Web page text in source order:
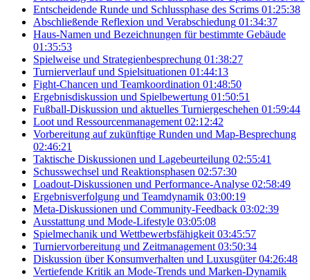
Entscheidende Runde und Schlussphase des Scrims 01:25:38
Abschließende Reflexion und Verabschiedung 01:34:37
Haus-Namen und Bezeichnungen für bestimmte Gebäude
01:35:53
Spielweise und Strategienbesprechung 01:38:27
Turnierverlauf und Spielsituationen 01:44:13
Fight-Chancen und Teamkoordination 01:48:50
Ergebnisdiskussion und Spielbewertung 01:50:51
Fußball-Diskussion und aktuelles Turniergeschehen 01:59:44
Loot und Ressourcenmanagement 02:12:42
Vorbereitung auf zukünftige Runden und Map-Besprechung
02:46:21
Taktische Diskussionen und Lagebeurteilung 02:55:41
Schusswechsel und Reaktionsphasen 02:57:30
Loadout-Diskussionen und Performance-Analyse 02:58:49
Ergebnisverfolgung und Teamdynamik 03:00:19
Meta-Diskussionen und Community-Feedback 03:02:39
Ausstattung und Mode-Lifestyle 03:05:08
Spielmechanik und Wettbewerbsfähigkeit 03:45:57
Turniervorbereitung und Zeitmanagement 03:50:34
Diskussion über Konsumverhalten und Luxusgüter 04:26:48
Vertiefende Kritik an Mode-Trends und Marken-Dynamik